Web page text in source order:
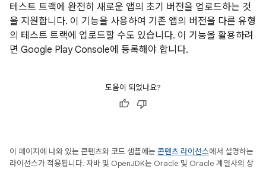
테스트 트랙에 완전히 새로운 앱의 초기 버전을 업로드하는 것
을 지원합니다. 이 기능을 사용하여 기존 앱의 버전을 다른 유형
의 테스트 트랙에 업로드할 수도 있습니다. 이 기능을 활용하려
면 Google Play Console에 등록해야 합니다.
도움이 되었나요?
이 페이지에 나와 있는 콘텐츠와 코드 샘플에는 콘텐츠 라이선스에서 설명하는
라이선스가 적용됩니다. 자바 및 OpenJDK는 Oracle 및 Oracle 계열사의 상